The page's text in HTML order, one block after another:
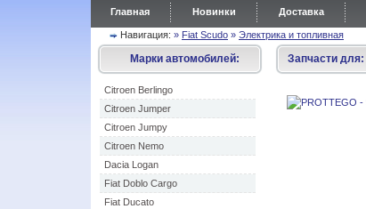
Главная Новинки Доставка
Навигация: » Fiat Scudo » Электрика и топливная
Марки автомобилей:
Citroen Berlingo
Citroen Jumper
Citroen Jumpy
Citroen Nemo
Dacia Logan
Fiat Doblo Cargo
Fiat Ducato
Запчасти для: